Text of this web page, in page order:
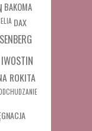
BAKOMA
DAX
IWOSTIN
ROKITA